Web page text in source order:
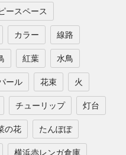
ースペース
カラー 線路
紅葉 水鳥
ール 花束 火
チューリップ 灯台
の花 たんぽぽ
横浜赤レンガ倉庫